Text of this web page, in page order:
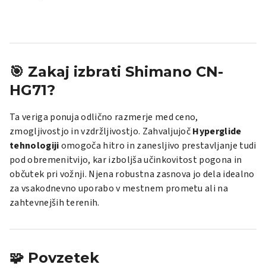
🎯 Zakaj izbrati Shimano CN-
HG71?
Ta veriga ponuja odlično razmerje med ceno,
zmogljivostjo in vzdržljivostjo. ZahvaljujočHyperglide
tehnologijiomogoča hitro in zanesljivo prestavljanje tudi
pod obremenitvijo, kar izboljša učinkovitost pogona in
občutek pri vožnji. Njena robustna zasnova jo dela idealno
za vsakodnevno uporabo v mestnem prometu ali na
zahtevnejših terenih.
🧩 Povzetek